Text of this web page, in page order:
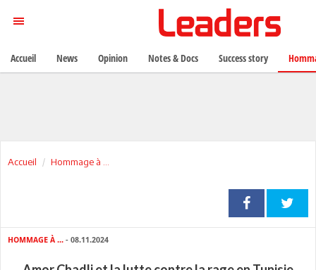
Accueil Hommage à ...
HOMMAGE À ... - 08.11.2024
Accueil News Opinion Notes & Docs Success story